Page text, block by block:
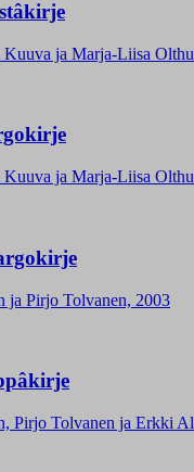
Kuuva ja Marja-Liisa
Kuuva ja Marja-Liisa
ja Pirjo Tolvanen, 2003
Pirjo Tolvanen ja Erkki